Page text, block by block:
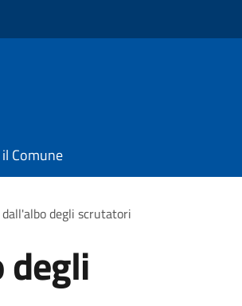
Comune
dall'albo degli scrutatori
degli